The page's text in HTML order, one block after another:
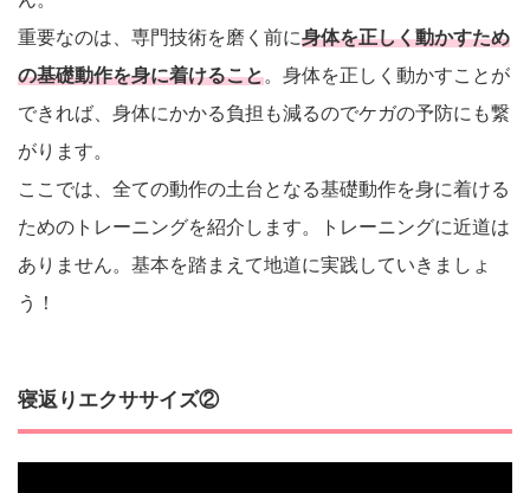
重要なのは、専門技術を磨く前に身体を正しく動かすため
の基礎動作を身に着けること。身体を正しく動かすことが
できれば、身体にかかる負担も減るのでケガの予防にも繋
がります。
ここでは、全ての動作の土台となる基礎動作を身に着ける
ためのトレーニングを紹介します。トレーニングに近道は
ありません。基本を踏まえて地道に実践していきましょ
う！
寝返りエクササイズ②